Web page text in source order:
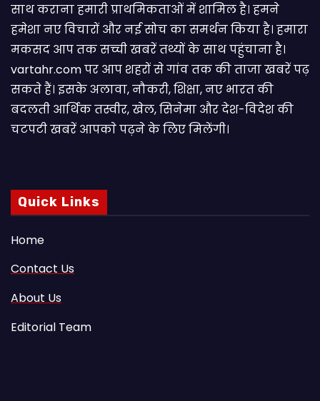
साथ कराना हमारी प्राथमिकताओं में शामिल है। हमने
हमेशा नए विचारों और नई सोच का समर्थन किया है। हमारा
मकसद आप तक सच्ची खबरें तथ्यों के साथ पहुंचाना है।
vartahr.com पर आप शहरों से गांव तक की ताजा खबरें पढ़
सकते हैं। इसके अलावा, नौकरी, शिक्षा, नए भारत की
बदलती आर्थिक तस्वीर, खेल, सिनेमा और देश-विदेश की
चटपटी खबरें आपकाे पढ़ने के लिए मिलेंगी।
Quick Links
Home
Contact Us
About Us
Editorial Team